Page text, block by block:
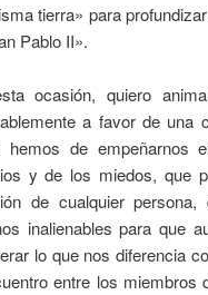
tierra» para
Pablo II».
ocasión, quiero
a favor de una
hemos de empeñarnos
y de los miedos, que
de cualquier
inalienables para que
lo que nos diferencia
entre los miembros